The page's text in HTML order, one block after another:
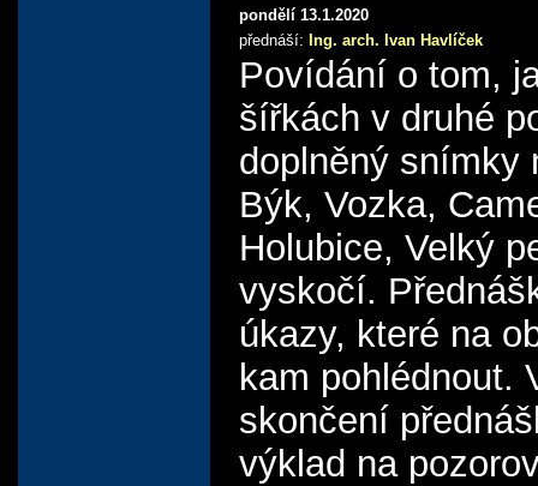
pondělí 13.1.2020
přednáší: Ing. arch. Ivan Havlíček
Povídání o tom,
šířkách v druhé
doplněný snímky
Býk, Vozka,
Holubice, Velký
vyskočí.
úkazy, které na
kam pohlédnout.
skončení
výklad na